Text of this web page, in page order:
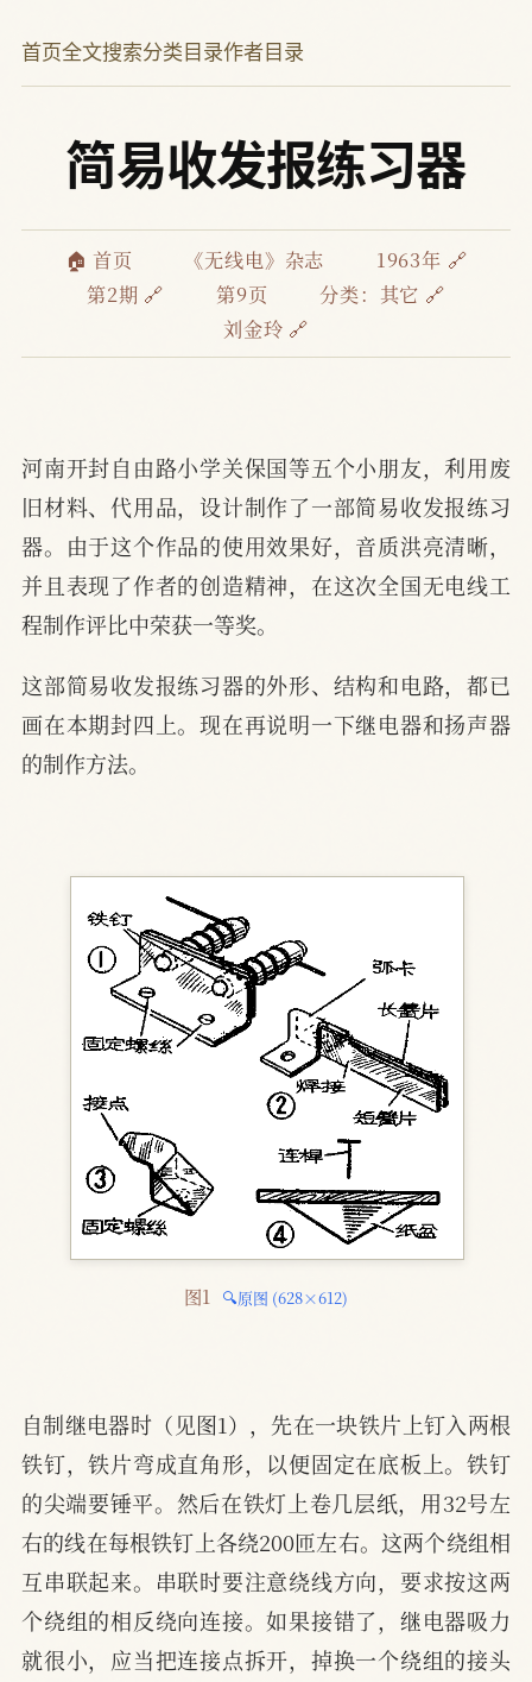
首页全文搜索分类目录作者目录
简易收发报练习器
🏠 首页 《无线电》杂志
1963年 🔗
第2期 🔗
第9页 分类： 其它 🔗
刘金玲 🔗
河南开封自由路小学关保国等五个小朋友，利用废
旧材料、代用品，设计制作了一部简易收发报练习
器。由于这个作品的使用效果好，音质洪亮清晰，
并且表现了作者的创造精神，在这次全国无电线工
程制作评比中荣获一等奖。
这部简易收发报练习器的外形、结构和电路，都已
画在本期封四上。现在再说明一下继电器和扬声器
的制作方法。
图1 🔍原图 (628×612)
自制继电器时（见图1），先在一块铁片上钉入两根
铁钉，铁片弯成直角形，以便固定在底板上。铁钉
的尖端要锤平。然后在铁灯上卷几层纸，用32号左
右的线在每根铁钉上各绕200匝左右。这两个绕组相
互串联起来。串联时要注意绕线方向，要求按这两
个绕组的相反绕向连接。如果接错了，继电器吸力
就很小，应当把连接点拆开，掉换一个绕组的接头